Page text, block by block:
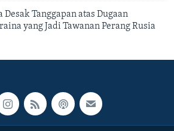
Tanggapan atas Dugaan
yang Jadi Tawanan Perang Rusia